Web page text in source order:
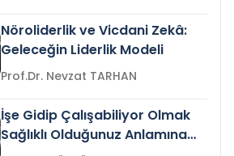
Nöroliderlik ve Vicdani Zekâ:
Geleceğin Liderlik Modeli
Prof.Dr. Nevzat TARHAN
İşe Gidip Çalışabiliyor Olmak
Sağlıklı Olduğunuz Anlamına